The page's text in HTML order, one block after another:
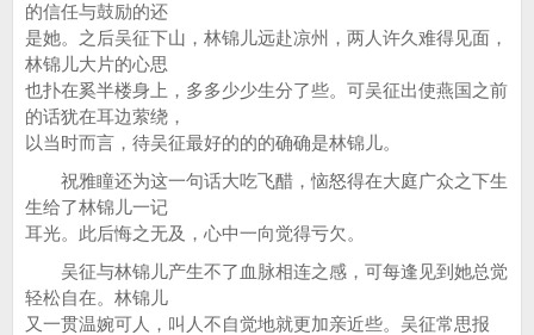
的信任与鼓励的还
是她。之后吴征下山，林锦儿远赴凉州，两人许久难得见面，
林锦儿大片的心思
也扑在奚半楼身上，多多少少生分了些。可吴征出使燕国之前
的话犹在耳边萦绕，
以当时而言，待吴征最好的的的确确是林锦儿。
祝雅瞳还为这一句话大吃飞醋，恼怒得在大庭广众之下生
生给了林锦儿一记
耳光。此后悔之无及，心中一向觉得亏欠。
吴征与林锦儿产生不了血脉相连之感，可每逢见到她总觉
轻松自在。林锦儿
又一贯温婉可人，叫人不自觉地就更加亲近些。吴征常思报